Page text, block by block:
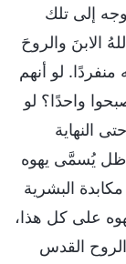
إلى تلك
الابنَ والروحَ
لو أنهم
واحدًا؟ لو
النهاية
ظل يُسمَّى يهوه
البشرية
على كل هذا،
القدس